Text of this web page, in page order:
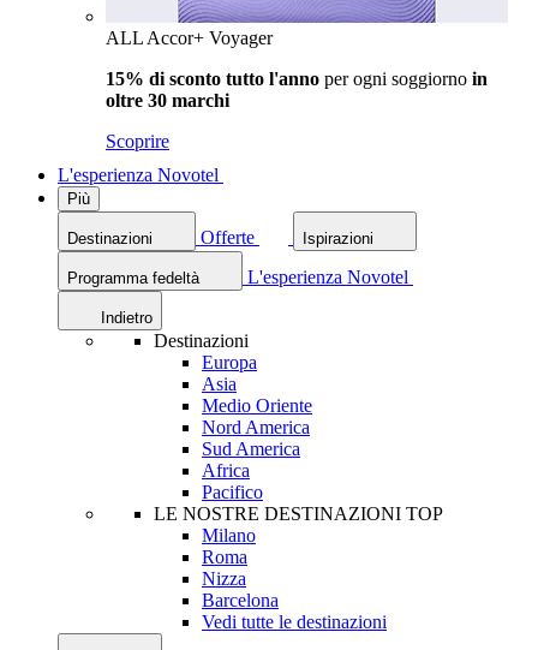
ALL Accor+ Voyager
15% di sconto tutto l'anno per ogni soggiorno in
oltre 30 marchi
Scoprire
L'esperienza Novotel
Più
Destinazioni Offerte Ispirazioni
Programma fedeltà L'esperienza Novotel
Indietro
Destinazioni
Europa
Asia
Medio Oriente
Nord America
Sud America
Africa
Pacifico
LE NOSTRE DESTINAZIONI TOP
Milano
Roma
Nizza
Barcelona
Vedi tutte le destinazioni